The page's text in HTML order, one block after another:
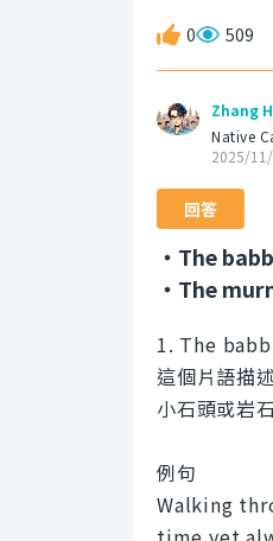
0 509
Zhang
Native
2025/
回答
・The
・The
1. The
這個片語描
小石頭或岩
例句
Walking